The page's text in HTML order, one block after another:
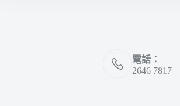
電話：
2646 7817